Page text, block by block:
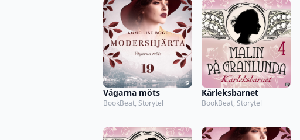
Vägarna möts
BookBeat, Storytel
Kärleksbarnet
BookBeat, Storytel